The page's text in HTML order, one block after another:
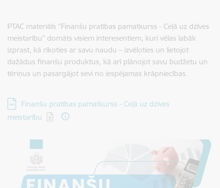
PTAC materiāls “Finanšu pratības pamatkurss - Ceļā uz dzīves
meistarību” domāts visiem interesentiem, kuri vēlas labāk
izprast, kā rīkoties ar savu naudu – izvēloties un lietojot
dažādus finanšu produktus, kā arī plānojot savu budžetu un
tēriņus un pasargājot sevi no iespējamas krāpniecības.
Lejupielādēt:
Finanšu pratības pamatkurss - Ceļā uz dzīves
meistarību